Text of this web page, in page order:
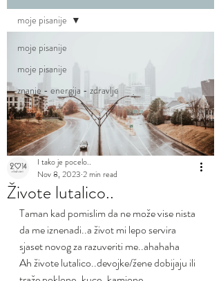
moje pisanije
moje pisanije
znanje - energija - zdravlje
moje pisanije
Živote lutalico..
I tako je pocelo..
Nov 8, 2023 2 min read
Taman kad pomislim da ne može vise nista
da me iznenadi..a život mi lepo servira
sjaset novog za razuveriti me..ahahaha
Ah živote lutalico..devojke/žene dobijaju ili